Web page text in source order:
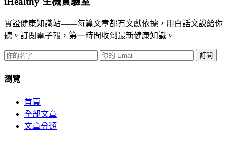
實證健康知識站——每篇文章都有文獻依據，用白話文說給你
聽。訂閱電子報，第一時間收到最新健康知識。
訂閱
瀏覽
首頁
全部文章
文章分類